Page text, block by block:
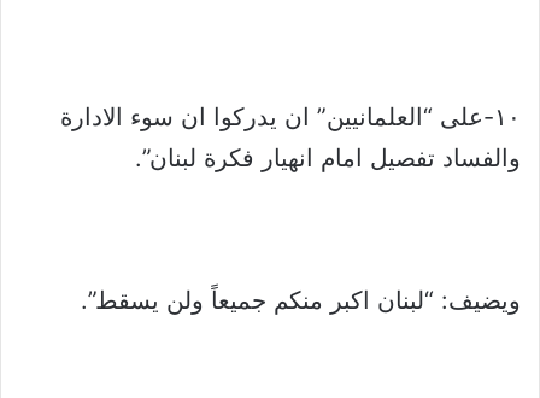
١٠-على “العلمانيين” ان يدركوا ان سوء الادارة
والفساد تفصيل امام انهيار فكرة لبنان”.
ويضيف: “لبنان اكبر منكم جميعاً ولن يسقط”.